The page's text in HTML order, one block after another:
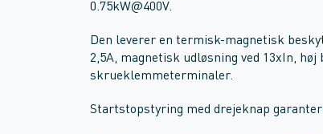
0.75kW@400V.
Den leverer en termisk-magnetisk
2,5A, magnetisk udløsning ved 13xIn, høj
skrueklemmeterminaler.
Startstopstyring med drejeknap